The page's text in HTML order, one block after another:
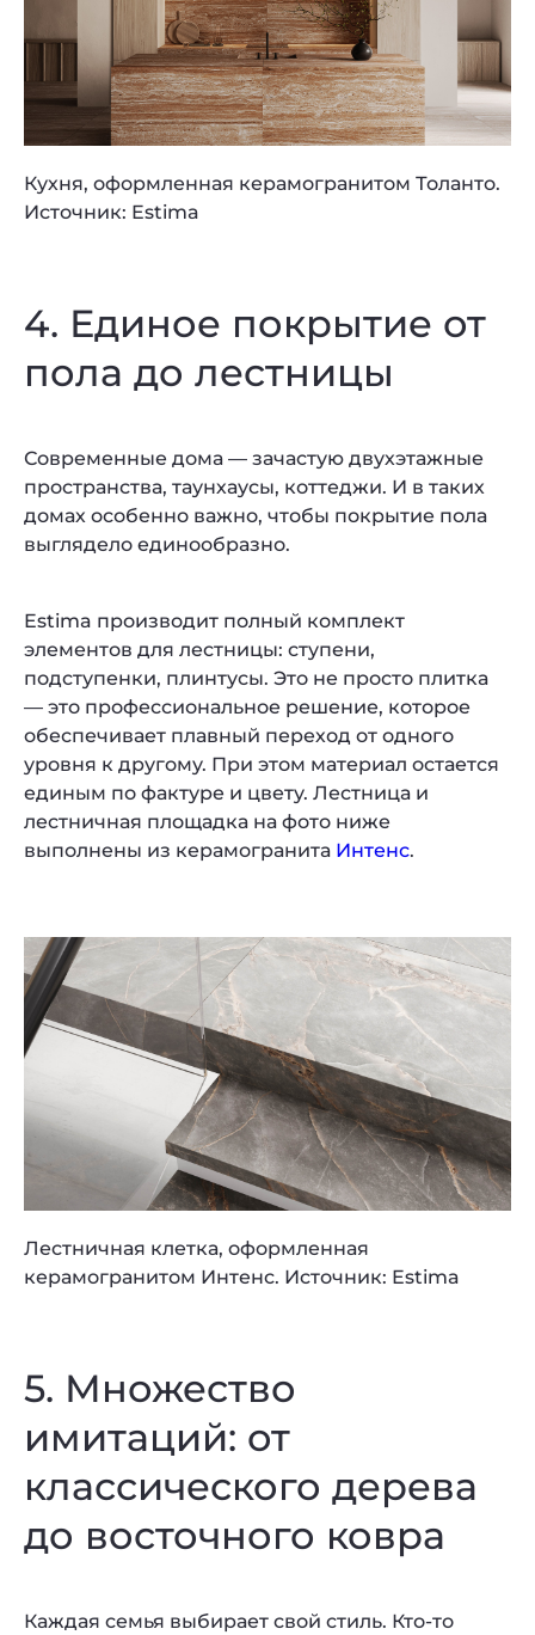
Кухня, оформленная керамогранитом Толанто.
Источник: Estima
4. Единое покрытие от
пола до лестницы
Современные дома — зачастую двухэтажные
пространства, таунхаусы, коттеджи. И в таких
домах особенно важно, чтобы покрытие пола
выглядело единообразно.
Estima производит полный комплект
элементов для лестницы: ступени,
подступенки, плинтусы. Это не просто плитка
— это профессиональное решение, которое
обеспечивает плавный переход от одного
уровня к другому. При этом материал остается
единым по фактуре и цвету. Лестница и
лестничная площадка на фото ниже
выполнены из керамогранита Интенс.
Лестничная клетка, оформленная
керамогранитом Интенс. Источник: Estima
5. Множество
имитаций: от
классического дерева
до восточного ковра
Каждая семья выбирает свой стиль. Кто-то